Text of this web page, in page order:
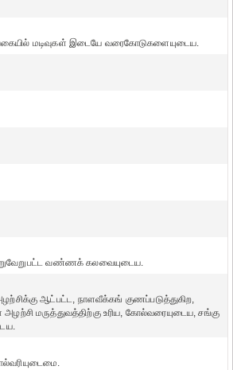
மடிவுகள் இடையே வரைகோடுகளையுடைய.
வண்ணக் கலவையுடைய.
ஆட்பட்ட, நாளவீக்கங் குணப்படுத்துகிற,
அழற்சி மருத்துவத்திற்கு உரிய, கோல்வரையுடைய, சங்கு